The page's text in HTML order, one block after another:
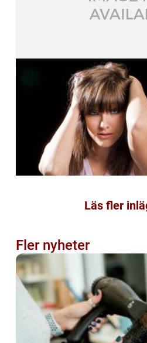
Läs fler
Fler nyheter